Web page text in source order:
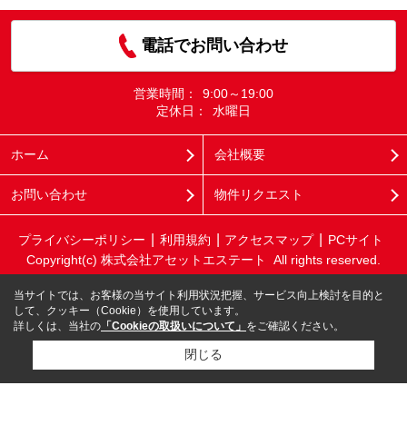
電話でお問い合わせ
営業時間：
9:00～19:00
定休日：
水曜日
ホーム 会社概要
お問い合わせ 物件リクエスト
プライバシーポリシー 利用規約 アクセスマップ
PCサイト
Copyright(c) 株式会社アセットエステート All rights reserved.
当サイトでは、お客様の当サイト利用状況把握、サービス向上検討を目的と
して、クッキー（Cookie）を使用しています。
詳しくは、当社の 「Cookieの取扱いについて」 をご確認ください。
閉じる